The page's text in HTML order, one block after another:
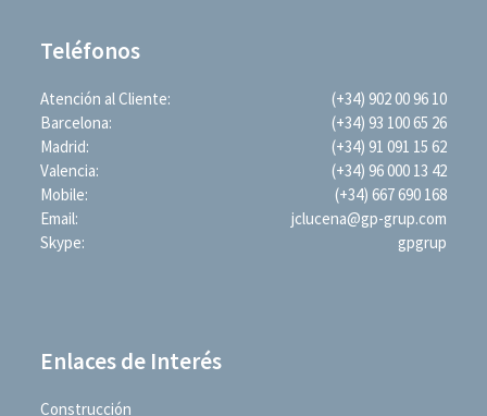
Teléfonos
Atención al Cliente:
(+34) 902 00 96 10
Barcelona:
(+34) 93 100 65 26
Madrid:
(+34) 91 091 15 62
Valencia:
(+34) 96 000 13 42
Mobile:
(+34) 667 690 168
Email:
jclucena@gp-grup.com
Skype:
gpgrup
Enlaces de Interés
Construcción